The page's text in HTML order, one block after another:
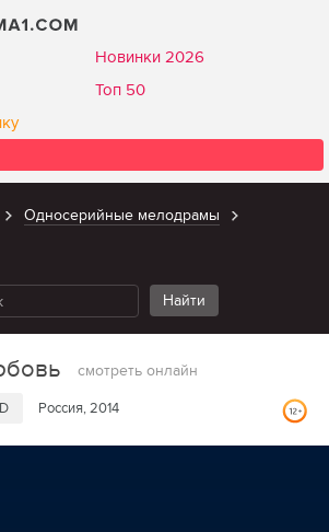
Новинки 2026
Топ 50
Односерийные мелодрамы
смотреть онлайн
Россия, 2014